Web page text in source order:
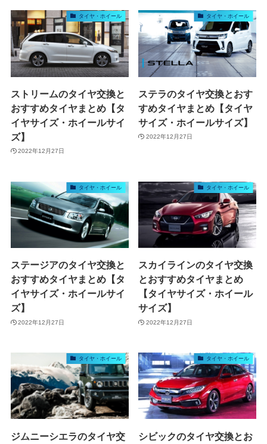
タイヤ・ホイール
ストリームのタイヤ交換と
おすすめタイヤまとめ【タ
イヤサイズ・ホイールサイ
ズ】
2022年12月27日
タイヤ・ホイール
ステラのタイヤ交換とおす
すめタイヤまとめ【タイヤ
サイズ・ホイールサイズ】
2022年12月27日
タイヤ・ホイール
ステージアのタイヤ交換と
おすすめタイヤまとめ【タ
イヤサイズ・ホイールサイ
ズ】
2022年12月27日
タイヤ・ホイール
スカイラインのタイヤ交換
とおすすめタイヤまとめ
【タイヤサイズ・ホイール
サイズ】
2022年12月27日
タイヤ・ホイール
ジムニーシエラのタイヤ交
タイヤ・ホイール
シビックのタイヤ交換とお